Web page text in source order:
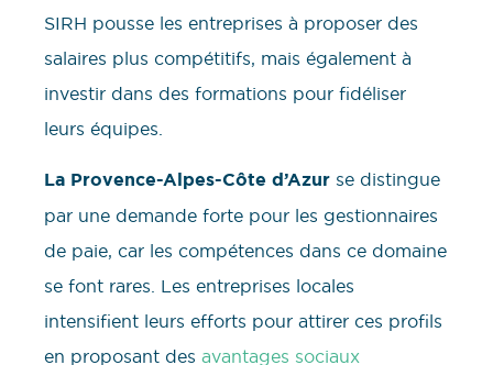
SIRH pousse les entreprises à proposer des
salaires plus compétitifs, mais également à
investir dans des formations pour fidéliser
leurs équipes.
La Provence-Alpes-Côte d’Azur se distingue
par une demande forte pour les gestionnaires
de paie, car les compétences dans ce domaine
se font rares. Les entreprises locales
intensifient leurs efforts pour attirer ces profils
en proposant des avantages sociaux